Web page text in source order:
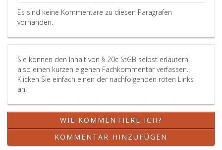
von
Es sind keine Kommentare zu diesen Paragrafen
vorhanden.
Sie können den Inhalt von § 20c StGB selbst erläutern,
also einen kurzen eigenen Fachkommentar verfassen.
Klicken Sie einfach einen der nachfolgenden roten Links
an!
WIE KOMMENTIERE ICH?
KOMMENTAR HINZUFÜGEN